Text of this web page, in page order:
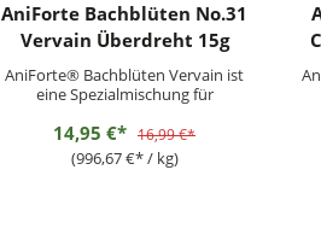
AniForte Bachblüten No.31
Vervain Überdreht 15g
AniForte® Bachblüten Vervain ist
eine Spezialmischung für
Situationen überdreht und
hyperaktiv reagieren und nicht zu
bändigen sind. Die rein pflanzlichen
14,95 €* 16,99 €*
(996,67 €* / kg)